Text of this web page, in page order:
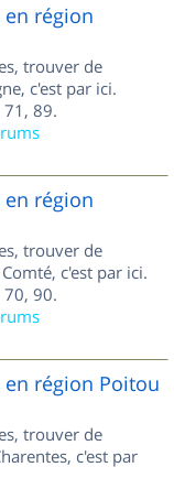
région
trouver de
c'est par ici.
89.
région
trouver de
c'est par ici.
90.
région Poitou
trouver de
c'est par